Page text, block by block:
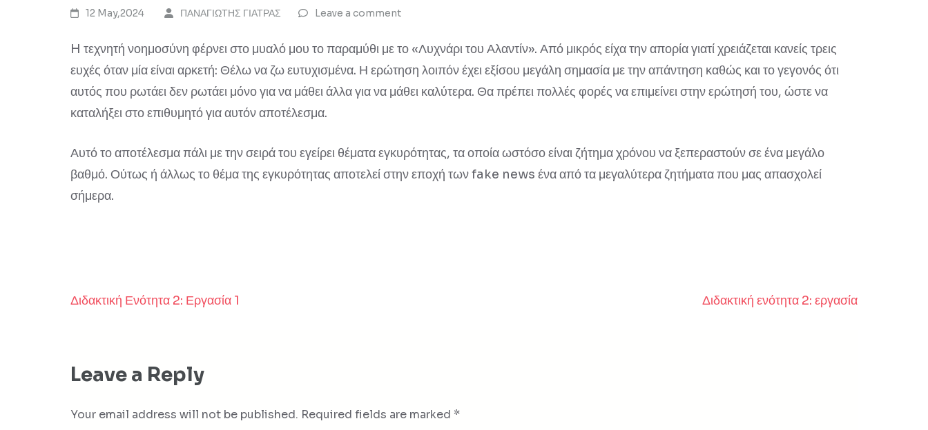
12 May,2024 ΠΑΝΑΓΙΩΤΗΣ ΓΙΑΤΡΑΣ Leave a comment
H τεχνητή νοημοσύνη φέρνει στο μυαλό μου το παραμύθι με το «Λυχνάρι του Αλαντίν». Από μικρός είχα την απορία γιατί χρειάζεται κανείς τρεις
ευχές όταν μία είναι αρκετή: Θέλω να ζω ευτυχισμένα. Η ερώτηση λοιπόν έχει εξίσου μεγάλη σημασία με την απάντηση καθώς και το γεγονός ότι
αυτός που ρωτάει δεν ρωτάει μόνο για να μάθει άλλα για να μάθει καλύτερα. Θα πρέπει πολλές φορές να επιμείνει στην ερώτησή του, ώστε να
καταλήξει στο επιθυμητό για αυτόν αποτέλεσμα.
Αυτό το αποτέλεσμα πάλι με την σειρά του εγείρει θέματα εγκυρότητας, τα οποία ωστόσο είναι ζήτημα χρόνου να ξεπεραστούν σε ένα μεγάλο
βαθμό. Ούτως ή άλλως το θέμα της εγκυρότητας αποτελεί στην εποχή των fake news ένα από τα μεγαλύτερα ζητήματα που μας απασχολεί
σήμερα.
Post
Διδακτική Ενότητα 2: Εργασία 1 Διδακτική ενότητα 2: εργασία
Leave a Reply
Your email address will not be published. Required fields are marked *